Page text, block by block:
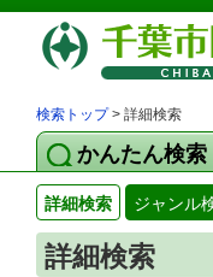
検索トップ> 詳細検索
かんたん検索
詳細検索 ジャンル
詳細検索